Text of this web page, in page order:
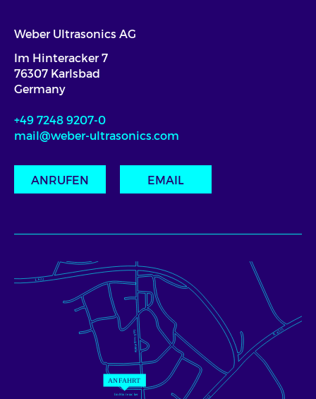
Weber Ultrasonics AG
Im Hinteracker 7
76307 Karlsbad
Germany
+49 7248 9207-0
mail@weber-ultrasonics.com
ANRUFEN EMAIL